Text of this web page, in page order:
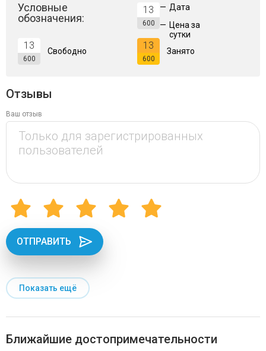
Условные
обозначения:
13
600
— Дата
— Цена за
сутки
13
600
Свободно
13
600
Занято
Отзывы
Ваш отзыв
ОТПРАВИТЬ
Показать ещё
Ближайшие достопримечательности